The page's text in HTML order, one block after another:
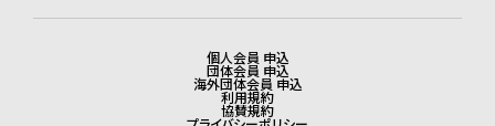
個人会員 申込
団体会員 申込
海外団体会員 申込
利用規約
協賛規約